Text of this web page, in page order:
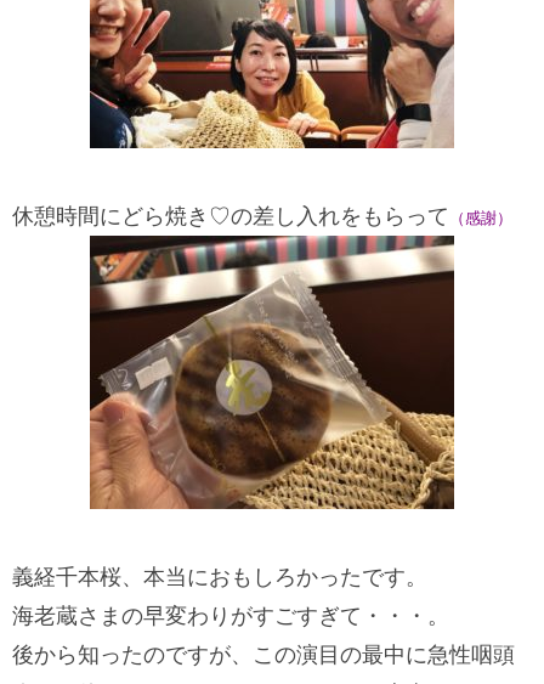
休憩時間にどら焼き♡の差し入れをもらって （感謝）
義経千本桜、本当におもしろかったです。
海老蔵さまの早変わりがすごすぎて・・・。
後から知ったのですが、この演目の最中に急性咽頭